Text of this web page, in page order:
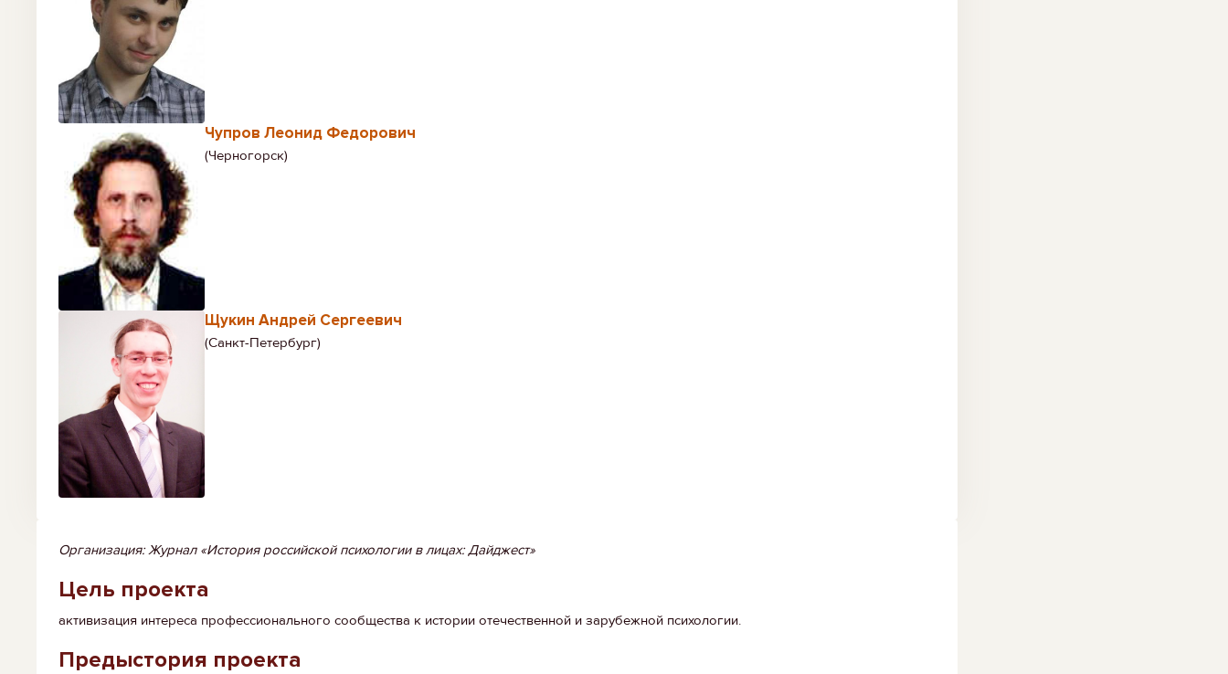
Чупров Леонид Федорович
(Черногорск)
Щукин Андрей Сергеевич
(Санкт-Петербург)
Организация: Журнал «История российской психологии в лицах: Дайджест»
Цель проекта
активизация интереса профессионального сообщества к истории отечественной и зарубежной психологии.
Предыстория проекта